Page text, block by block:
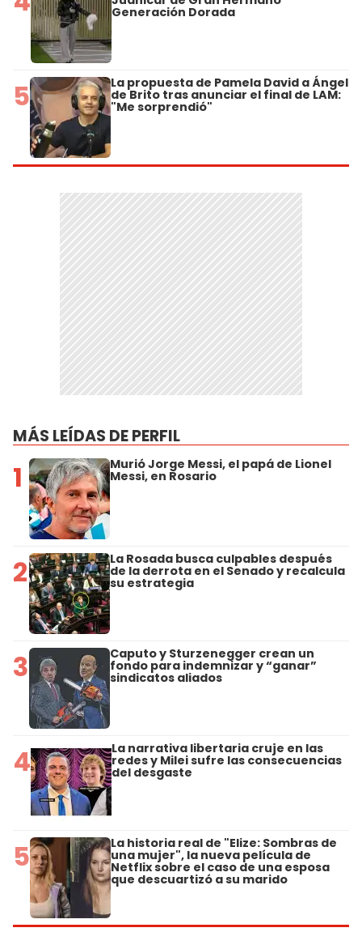
Generación Dorada
5 La propuesta de Pamela David a Ángel
de Brito tras anunciar el final de LAM:
"Me sorprendió"
MÁS LEÍDAS DE PERFIL
1 Murió Jorge Messi, el papá de Lionel
Messi, en Rosario
2 La Rosada busca culpables después
de la derrota en el Senado y recalcula
su estrategia
3 Caputo y Sturzenegger crean un
fondo para indemnizar y “ganar”
sindicatos aliados
4 La narrativa libertaria cruje en las
redes y Milei sufre las consecuencias
del desgaste
5 La historia real de "Elize: Sombras de
una mujer", la nueva película de
Netflix sobre el caso de una esposa
que descuartizó a su marido